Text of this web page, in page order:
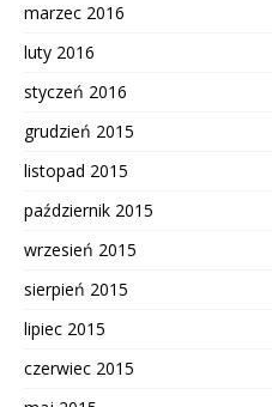
marzec 2016
luty 2016
styczeń 2016
grudzień 2015
listopad 2015
październik 2015
wrzesień 2015
sierpień 2015
lipiec 2015
czerwiec 2015